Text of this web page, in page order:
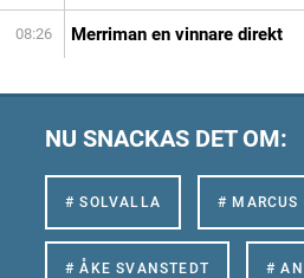
08:26 Merriman en vinnare direkt
NU SNACKAS DET OM:
# SOLVALLA # MARCUS
# ÅKE SVANSTEDT #